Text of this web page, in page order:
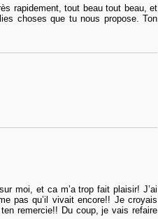
rapidement, tout beau tout beau, et
choses que tu nous propose. Ton
moi, et ca m’a trop fait plaisir! J’ai
pas qu’il vivait encore!! Je croyais
remercie!! Du coup, je vais refaire